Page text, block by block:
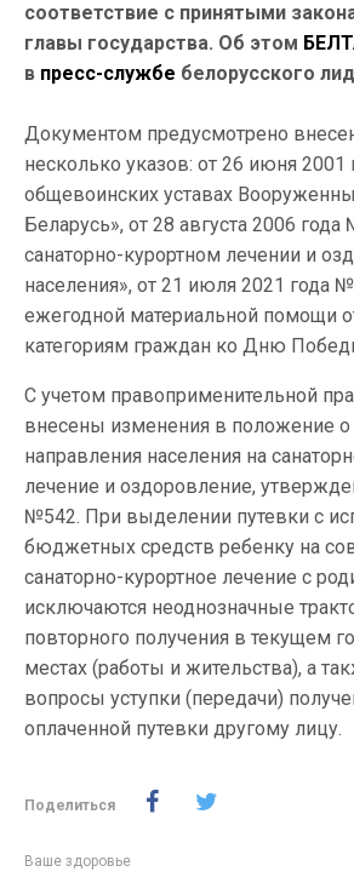
соответствие с принятыми
главы государства. Об этом
в пресс-службе белорусского
Документом предусмотрено
несколько указов: от 26 июня
общевоинских уставах
Беларусь», от 28 августа 2006
санаторно-курортном лечении и
населения», от 21 июля 2021 года
ежегодной материальной помощи
категориям граждан ко Дню
С учетом правоприменительной
внесены изменения в положение о
направления населения на
лечение и оздоровление,
№542. При выделении путевки с
бюджетных средств ребенку на
санаторно-курортное лечение с
исключаются неоднозначные
повторного получения в текущем
местах (работы и жительства), а
вопросы уступки (передачи)
оплаченной путевки другому лицу.
Поделиться
Ваше здоровье